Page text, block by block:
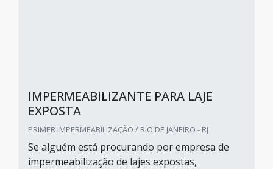
IMPERMEABILIZANTE PARA LAJE
EXPOSTA
PRIMER IMPERMEABILIZAÇÃO / RIO DE JANEIRO - RJ
Se alguém está procurando por empresa de
impermeabilização de lajes expostas,